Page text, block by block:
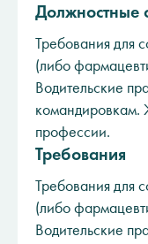
Должностные
Требования для
(либо
Водительские
командировкам.
профессии.
Требования
Требования для
(либо
Водительские